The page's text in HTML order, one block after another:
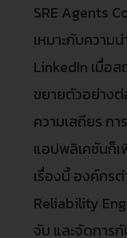
SRE Agents
เหมาะกับความ
LinkedIn เมื่อ
ขยายตัวอย่างต่
ความเสถียร ก
แอปพลิเคชันก็
เรื่องนี้ องค์กรต่
Reliability
จับ และจัดการ